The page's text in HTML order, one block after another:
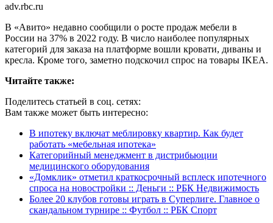
adv.rbc.ru
В «Авито» недавно сообщили о росте продаж мебели в
России на 37% в 2022 году. В число наиболее популярных
категорий для заказа на платформе вошли кровати, диваны и
кресла. Кроме того, заметно подскочил спрос на товары IKEA.
Читайте также:
Поделитесь статьей в соц. сетях:
Вам также может быть интересно:
В ипотеку включат меблировку квартир. Как будет
работать «мебельная ипотека»
Категорийный менеджмент в дистрибьюции
медицинского оборудования
«Домклик» отметил краткосрочный всплеск ипотечного
спроса на новостройки :: Деньги :: РБК Недвижимость
Более 20 клубов готовы играть в Суперлиге. Главное о
скандальном турнире :: Футбол :: РБК Спорт